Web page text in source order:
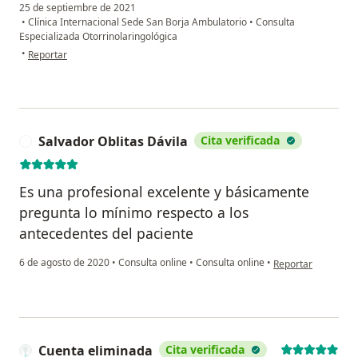
25 de septiembre de 2021
• Clínica Internacional Sede San Borja Ambulatorio • Consulta
Especializada Otorrinolaringológica
• en opinión del usuario Denis Berrocal
Reportar
Salvador Oblitas Dávila Cita verificada
Es una profesional excelente y básicamente
pregunta lo mínimo respecto a los
antecedentes del paciente
6 de agosto de 2020 • Consulta online • Consulta online • en opinión del
Reportar
Cuenta eliminada Cita verificada